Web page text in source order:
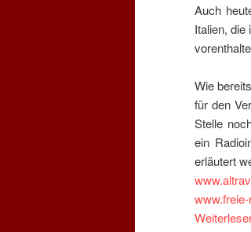
Auch
Italien,
Wie
für den
Stelle
ein
erläutert